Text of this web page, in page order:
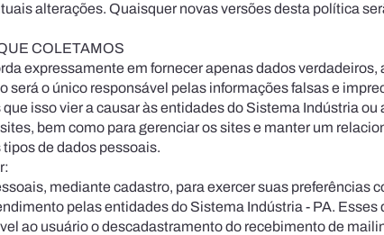
alterações. Quaisquer novas versões desta política
COLETAMOS
expressamente em for­necer apenas dados verdadeiros,
o único responsável pelas informações falsas e
isso vier a causar às entidades do Sistema Indústria ou
bem como para gerenciar os sites e manter um
de dados pessoais.
mediante cadastro, para exercer suas preferências
pelas entidades do Sistema Indústria - PA. Esses
ao usuário o descadastramento do recebimento de